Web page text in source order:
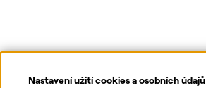
Nastavení užití cookies a osobních údajů